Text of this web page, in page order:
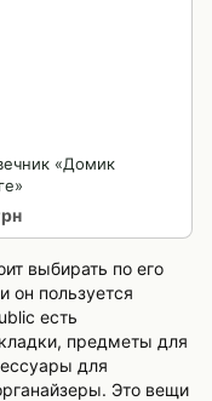
«Домик
выбирать по его
он пользуется
есть
предметы для
для
Это вещи